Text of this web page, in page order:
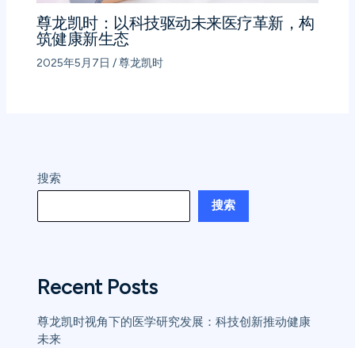
尊龙凯时：以科技驱动未来医疗革新，构
筑健康新生态
2025年5月7日 /尊龙凯时
搜索
搜索
Recent Posts
尊龙凯时视角下的医学研究发展：科技创新推动健康
未来